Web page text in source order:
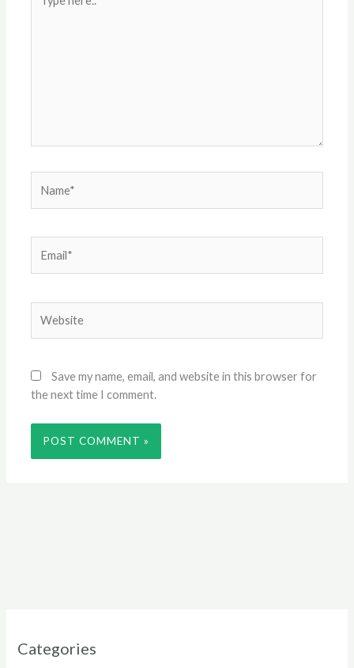
here..
Save my name, email, and website in this browser for
the next time I comment.
Categories